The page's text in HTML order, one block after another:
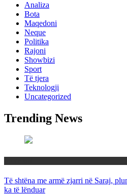
Analiza
Bota
Maqedoni
Neque
Politika
Rajoni
Showbizi
Sport
Të tjera
Teknologji
Uncategorized
Trending News
Të shtëna me armë zjarri në Saraj,
ka të lënduar